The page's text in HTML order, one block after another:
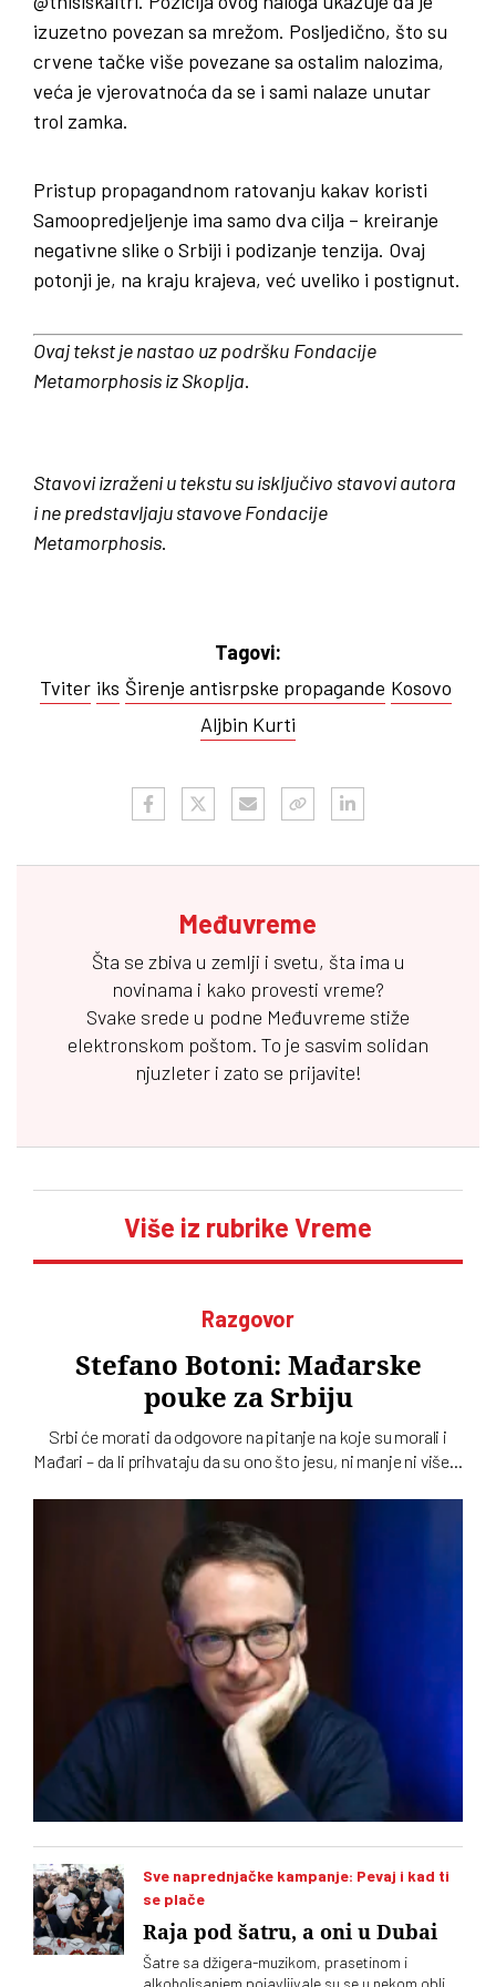
izuzetno povezan sa mrežom. Posljedično, što su
crvene tačke više povezane sa ostalim nalozima,
veća je vjerovatnoća da se i sami nalaze unutar
trol zamka.
Pristup propagandnom ratovanju kakav koristi
Samoopredjeljenje ima samo dva cilja – kreiranje
negativne slike o Srbiji i podizanje tenzija. Ovaj
potonji je, na kraju krajeva, već uveliko i postignut.
Ovaj tekst je nastao uz podršku Fondacije
Metamorphosis iz Skoplja.
Stavovi izraženi u tekstu su isključivo stavovi autora
i ne predstavljaju stavove Fondacije
Metamorphosis.
Tagovi:
Tviter iks Širenje antisrpske propagande Kosovo
Aljbin Kurti
Međuvreme
Šta se zbiva u zemlji i svetu, šta ima u
novinama i kako provesti vreme?
Svake srede u podne Međuvreme stiže
elektronskom poštom. To je sasvim solidan
njuzleter i zato se prijavite!
Više iz rubrike Vreme
Razgovor
Stefano Botoni: Mađarske
pouke za Srbiju
Srbi će morati da odgovore na pitanje na koje su morali i
Mađari – da li prihvataju da su ono što jesu, ni manje ni više…
Mađarskoj
Sve naprednjačke kampanje: Pevaj i kad ti
se plače
Raja pod šatru, a oni u Dubai
Šatre sa džigera-muzikom, prasetinom i
alkoholisanjem pojavljivale su se u nekom obliku